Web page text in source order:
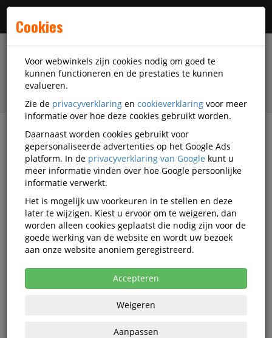
filter
Printer supplies
3D Filamenten
Pla Filamenten
Elegoo PLA RFID 1,75mm PURPLE
1kg
Korting vanaf aankoop 2 eenheden, zieprijsoverzicht
Cookies
Voor webwinkels zijn cookies nodig om goed te
kunnen functioneren en de prestaties te kunnen
evalueren.
Zie de privacyverklaring en cookieverklaring voor meer
informatie over hoe deze cookies gebruikt worden.
Daarnaast worden cookies gebruikt voor
gepersonaliseerde advertenties op het Google Ads
platform. In de privacyverklaring van Google kunt u
meer informatie vinden over hoe Google persoonlijke
informatie verwerkt.
Het is mogelijk uw voorkeuren in te stellen en deze
later te wijzigen. Kiest u ervoor om te weigeren, dan
worden alleen cookies geplaatst die nodig zijn voor de
goede werking van de website en wordt uw bezoek
aan onze website anoniem geregistreerd.
Accepteren
Weigeren
Aanpassen